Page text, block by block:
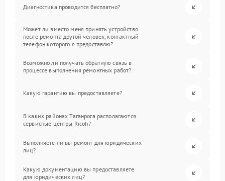
Диагностика проводится бесплатно?
Может ли вместо меня принять устройство
после ремонта другой человек, контактный
телефон которого я предоставлю?
Возможно ли получать обратную связь в
процессе выполнения ремонтных работ?
Какую гарантию вы предоставляете?
В каких районах Таганрога располагаются
сервисные центры Ricoh?
Выполняете ли вы ремонт для юридических
лиц?
Какую документацию вы предоставляете
для юридических лиц?